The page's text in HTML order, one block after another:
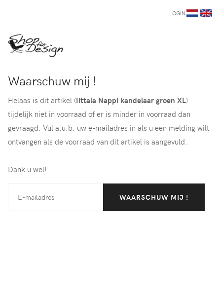
LOGIN
Waarschuw mij !
Helaas is dit artikel (Iittala Nappi kandelaar groen XL)
tijdelijk niet in voorraad of er is minder in voorraad dan
gevraagd. Vul a.u.b. uw e-mailadres in als u een melding wilt
ontvangen als de voorraad van dit artikel is aangevuld.
Dank u wel!